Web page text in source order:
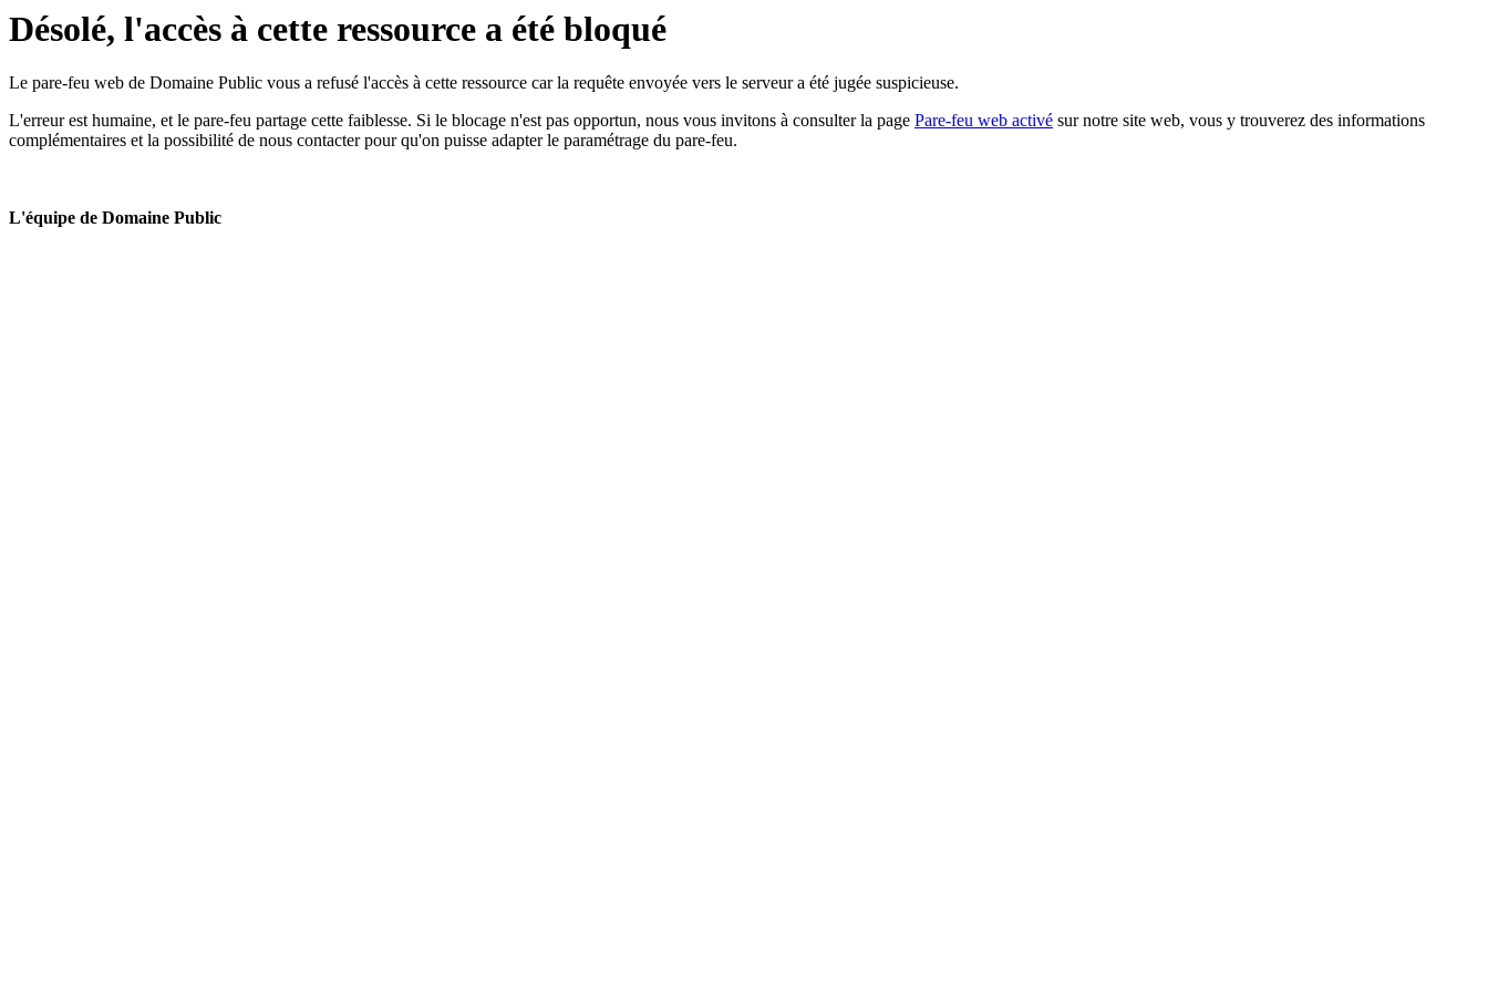
Désolé, l'accès à cette ressource a été bloqué
Le pare-feu web de Domaine Public vous a refusé l'accès à cette ressource car la requête envoyée vers le serveur a été jugée suspicieuse.
L'erreur est humaine, et le pare-feu partage cette faiblesse. Si le blocage n'est pas opportun, nous vous invitons à consulter la page Pare-feu web activé sur notre site web, vous y trouverez des informations
complémentaires et la possibilité de nous contacter pour qu'on puisse adapter le paramétrage du pare-feu.
L'équipe de Domaine Public